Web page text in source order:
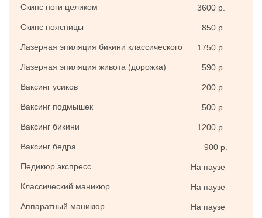
Скинс ноги целиком 3600 р.
Скинс поясницы 850 р.
Лазерная эпиляция бикини классического 1750 р.
Лазерная эпиляция живота (дорожка) 590 р.
Ваксинг усиков 200 р.
Ваксинг подмышек 500 р.
Ваксинг бикини 1200 р.
Ваксинг бедра 900 р.
Педикюр экспресс На паузе
Классический маникюр На паузе
Аппаратный маникюр На паузе